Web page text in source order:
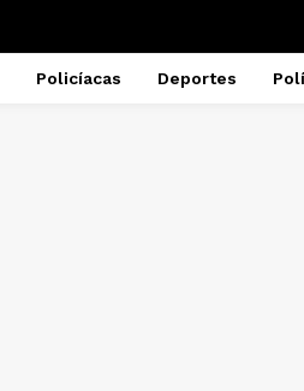
Policíacas Deportes